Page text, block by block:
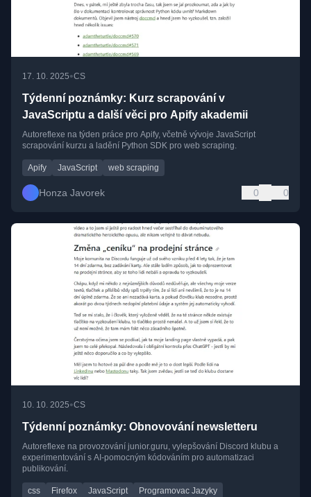
17. 10. 2025•CS
Týdenní poznámky: Kurz scrapování v
JavaScriptu a další věci pro Apify akademii
Autoreflexe na týden práce pro Apify, včetně vývoje JavaScript
scrapování kurzu a ladění Python SDK pro web scraping.
Apify JavaScript web scraping
Honza Javorek 0 0
10. 10. 2025•CS
Týdenní poznámky: Obnovování newsletteru
Autoreflexe na provozování junior.guru, vylepšování Discord klubu a
experimentování s AI-pomocným kódováním pro automatizaci
publikování.
css Firefox JavaScript Programovac Jazyky